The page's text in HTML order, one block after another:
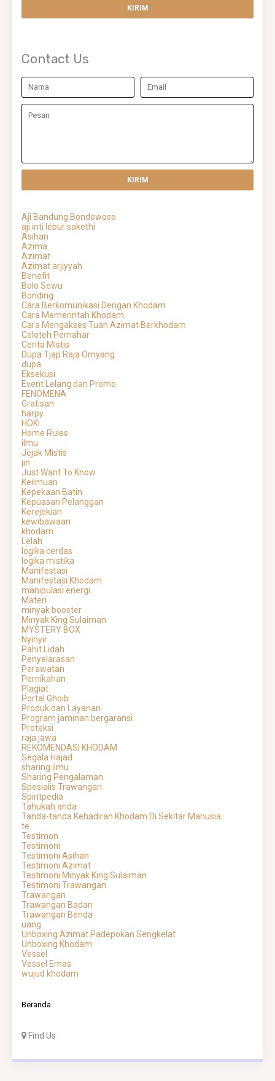
Contact Us
Aji Bandung Bondowoso
aji inti lebur sakethi
Asihan
Azima
Azimat
Azimat arjiyyah
Benefit
Bolo Sewu
Bonding
Cara Berkomunikasi Dengan Khodam
Cara Memerintah Khodam
Cara Mengakses Tuah Azimat Berkhodam
Celoteh Pemahar
Cerita Mistis
Dupa Tjap Raja Omyang
dupa.
Eksekusi
Event Lelang dan Promo
FENOMENA
Gratisan
harpy
HOKI
Home Rules
ilmu
Jejak Mistis
jin
Just Want To Know
Keilmuan
Kepekaan Batin
Kepuasan Pelanggan
Kerejekian
kewibawaan
khodam
Lelah
logika cerdas
logika mistika
Manifestasi
Manifestasi Khodam
manipulasi energi
Materi
minyak booster
Minyak King Sulaiman
MYSTERY BOX
Nyinyir
Pahit Lidah
Penyelarasan
Perawatan
Pernikahan
Plagiat
Portal Ghoib
Produk dan Layanan
Program jaminan bergaransi
Proteksi
raja jawa
REKOMENDASI KHODAM
Segala Hajad
sharing ilmu
Sharing Pengalaman
Spesialis Trawangan
Spiritpedia
Tahukah anda
Tanda-tanda Kehadiran Khodam Di Sekitar Manusia
te
Testimon
Testimoni
Testimoni Asihan
Testimoni Azimat
Testimoni Minyak King Sulaiman
Testimoni Trawangan
Trawangan
Trawangan Badan
Trawangan Benda
uang
Unboxing Azimat Padepokan Sengkelat
Unboxing Khodam
Vessel
Vessel Emas
wujud khodam
Beranda
Find Us